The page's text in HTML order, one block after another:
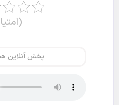
پخش آنلاین